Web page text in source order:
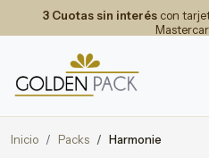
3 Cuotas sin interéscon
Inicio Packs Harmonie